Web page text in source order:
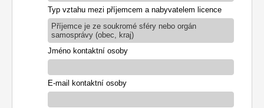
Typ vztahu mezi příjemcem a nabyvatelem licence
Příjemce je ze soukromé sféry nebo orgán
samosprávy (obec, kraj)
Jméno kontaktní osoby
E-mail kontaktní osoby